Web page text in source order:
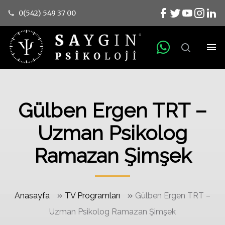
0(542) 549 37 00
Gülben Ergen TRT –
Uzman Psikolog
Ramazan Şimşek
Anasayfa » TV Programları » Gülben Ergen TRT –
Uzman Psikolog Ramazan Şimşek